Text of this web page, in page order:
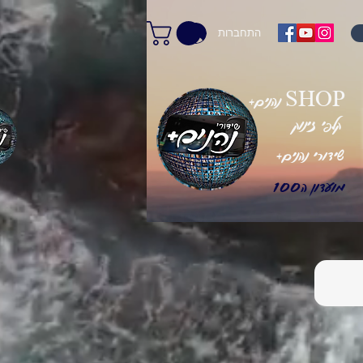
התחברות
+שידורי נהנים
מועדון ה100
+נהנים SHOP
קלפי זינוק